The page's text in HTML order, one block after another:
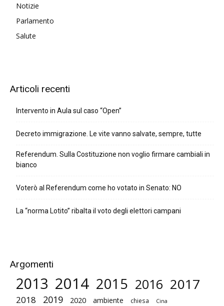
Notizie
Parlamento
Salute
Articoli recenti
Intervento in Aula sul caso “Open”
Decreto immigrazione. Le vite vanno salvate, sempre, tutte
Referendum. Sulla Costituzione non voglio firmare cambiali in
bianco
Voterò al Referendum come ho votato in Senato: NO
La “norma Lotito” ribalta il voto degli elettori campani
Argomenti
2013 2014 2015 2016 2017
2018 2019 2020 ambiente chiesa Cina